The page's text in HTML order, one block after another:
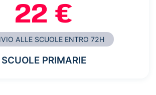
22 €
ALLE SCUOLE ENTRO 72H
SCUOLE PRIMARIE